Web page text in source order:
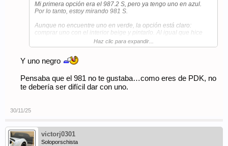
Mi primera opción era el 987.2 S, pero ya tengo uno en azul.
Por lo tanto, estoy mirando 981 S.
Aunque no encuentre uno en verde, la opción está claro:
comprar uno con el interior beige y pintarlo. Al igual que hice
Haz clic para expandir...
Y uno negro
Pensaba que el 981 no te gustaba…como eres de PDK, no
te debería ser difícil dar con uno.
30/11/25
victorj0301
Soloporschista